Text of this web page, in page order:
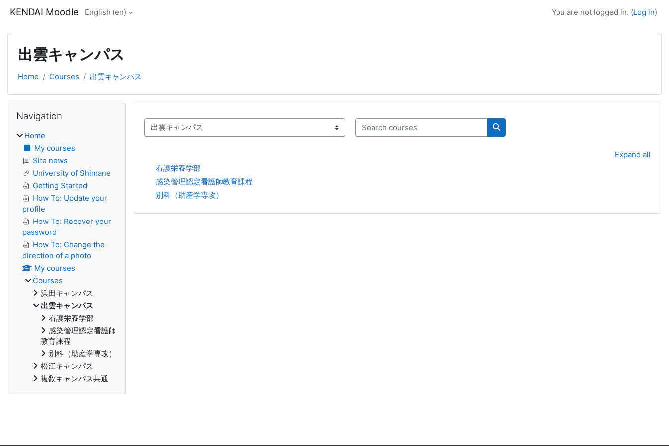
KENDAI Moodle English ‎(en)‎ You are not logged in. (Log in)
出雲キャンパス
Home Courses 出雲キャンパス
Course categories
Search courses
Search courses
Expand all
看護栄養学部
感染管理認定看護師教育課程
別科（助産学専攻）
Blocks
Navigation
Home
My courses
Site news
University of Shimane
Getting Started
How To: Update your
profile
How To: Recover your
password
How To: Change the
direction of a photo
My courses
Courses
浜田キャンパス
出雲キャンパス
看護栄養学部
感染管理認定看護師
教育課程
別科（助産学専攻）
松江キャンパス
複数キャンパス共通